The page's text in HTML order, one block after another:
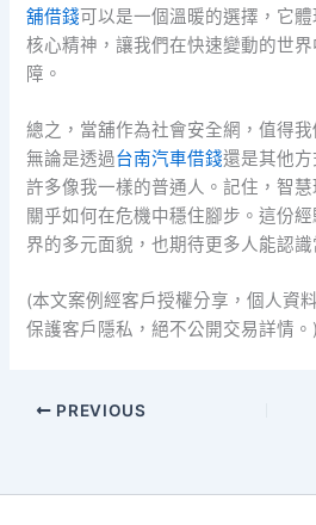
舖借錢可以是一個溫暖的選擇，它
核心精神，讓我們在快速變動的世
障。
總之，當舖作為社會安全網，值得
無論是透過台南汽車借錢還是其他
許多像我一樣的普通人。記住，智
關乎如何在危機中穩住腳步。這份
界的多元面貌，也期待更多人能認識
(本文案例經客戶授權分享，個人資
保護客戶隱私，絕不公開交易詳情。)
PREVIOUS